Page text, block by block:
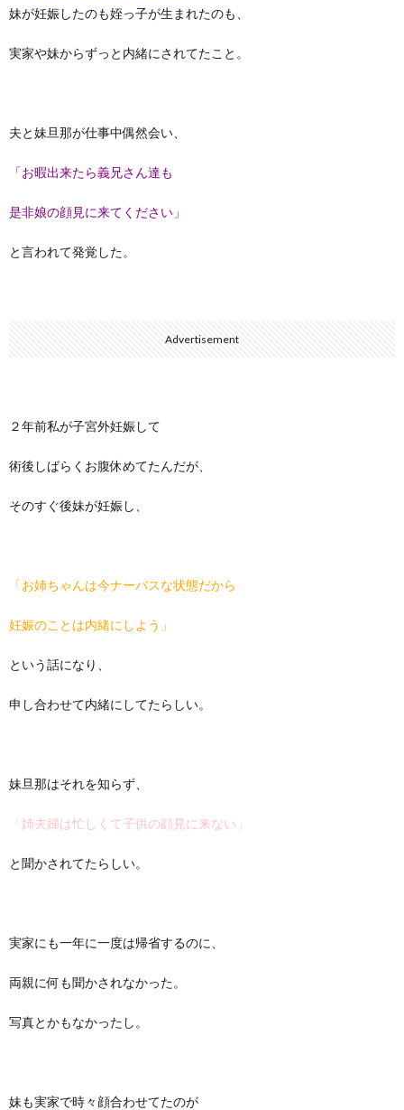
いきなり円高 (7/30)
(7/30)
妹が妊娠したのも姪っ子が生まれたのも、
実家や妹からずっと内緒にされてたこと。
夫と妹旦那が仕事中偶然会い、
「お暇出来たら義兄さん達も
是非娘の顔見に来てください」
と言われて発覚した。
Advertisement
２年前私が子宮外妊娠して
術後しばらくお腹休めてたんだが、
そのすぐ後妹が妊娠し、
「お姉ちゃんは今ナーバスな状態だから
妊娠のことは内緒にしよう」
という話になり、
申し合わせて内緒にしてたらしい。
妹旦那はそれを知らず、
「姉夫婦は忙しくて子供の顔見に来ない」
と聞かされてたらしい。
実家にも一年に一度は帰省するのに、
両親に何も聞かされなかった。
写真とかもなかったし。
妹も実家で時々顔合わせてたのが